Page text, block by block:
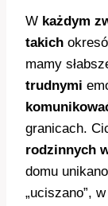
W każdym
takich
mamy
trudnymi
granicach.
rodzinnych
domu
„uciszano”,